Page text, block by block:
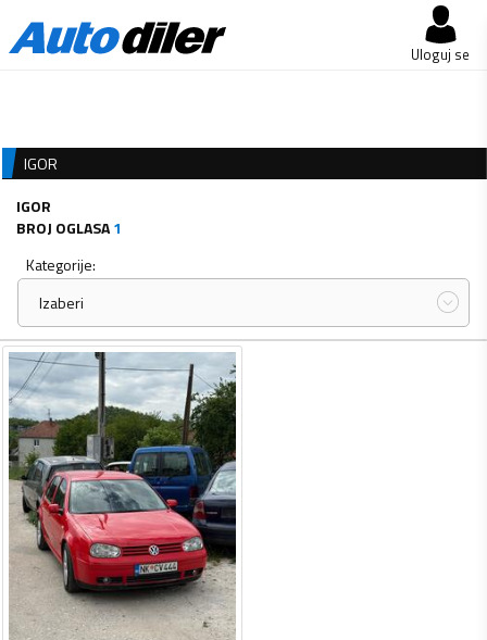
Uloguj se
IGOR
IGOR
BROJ OGLASA1
Kategorije:
Izaberi